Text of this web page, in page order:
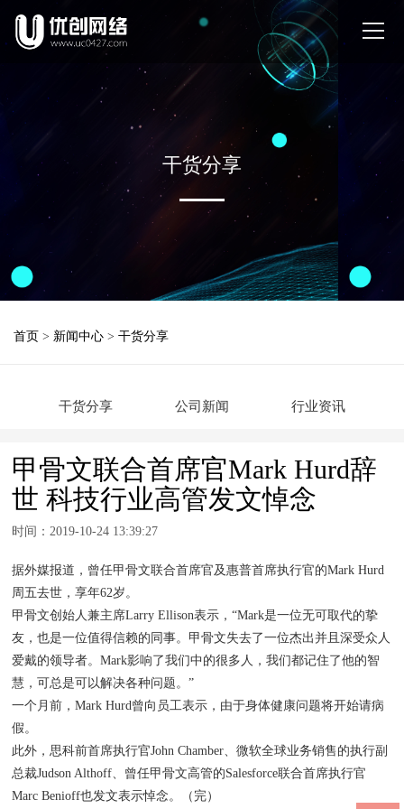
干货分享
首页 > 新闻中心 > 干货分享
干货分享 公司新闻 行业资讯
甲骨文联合首席官Mark Hurd辞
世 科技行业高管发文悼念
时间：2019-10-24 13:39:27
据外媒报道，曾任甲骨文联合首席官及惠普首席执行官的Mark Hurd
周五去世，享年62岁。
甲骨文创始人兼主席Larry Ellison表示，“Mark是一位无可取代的挚
友，也是一位值得信赖的同事。甲骨文失去了一位杰出并且深受众人
爱戴的领导者。Mark影响了我们中的很多人，我们都记住了他的智
慧，可总是可以解决各种问题。”
一个月前，Mark Hurd曾向员工表示，由于身体健康问题将开始请病
假。
此外，思科前首席执行官John Chamber、微软全球业务销售的执行副
总裁Judson Althoff、曾任甲骨文高管的Salesforce联合首席执行官
Marc Benioff也发文表示悼念。（完）